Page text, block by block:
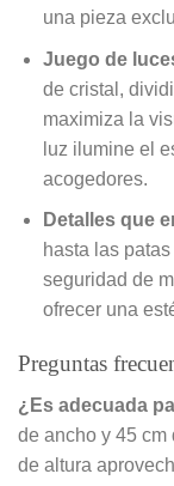
una pieza
Juego de
de cristal,
maximiza la
luz ilumine el
acogedores.
Detalles que
hasta las
seguridad de
ofrecer una
Preguntas
¿Es adecuada
de ancho y 45 cm
de altura